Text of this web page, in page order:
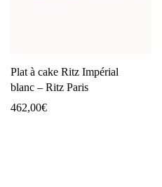
Plat à cake Ritz Impérial
blanc – Ritz Paris
462,00€